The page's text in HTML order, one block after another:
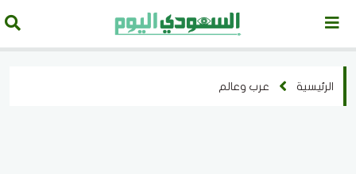
الرئيسية عرب وعالم